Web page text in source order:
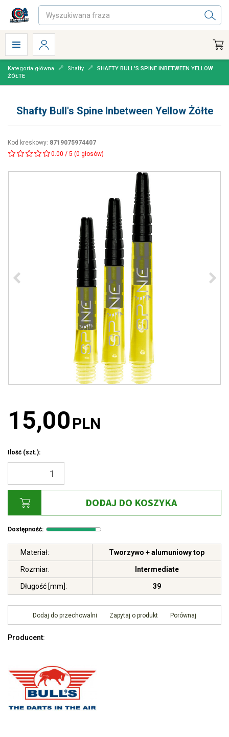
Kategoria główna Shafty
SHAFTY BULL'S SPINE INBETWEEN YELLOW
ŻÓŁTE
Shafty Bull's Spine Inbetween Yellow Żółte
Kod kreskowy: 8719075974407
0.00 / 5 (0 głosów)
15,00 PLN
Ilość (szt.):
DODAJ DO KOSZYKA
Dostępność:
Materiał: Tworzywo + alumuniowy top
Rozmiar: Intermediate
Długość [mm]: 39
Dodaj do przechowalni Zapytaj o produkt Porównaj
Producent: